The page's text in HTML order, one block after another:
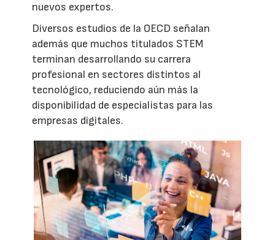
nuevos expertos.
Diversos estudios de la OECD señalan
además que muchos titulados STEM
terminan desarrollando su carrera
profesional en sectores distintos al
tecnológico, reduciendo aún más la
disponibilidad de especialistas para las
empresas digitales.